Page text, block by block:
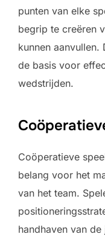
punten van elke
begrip te creëren
kunnen
de basis voor
wedstrijden.
Coöperatieve
belang voor het
van het team.
handhaven van